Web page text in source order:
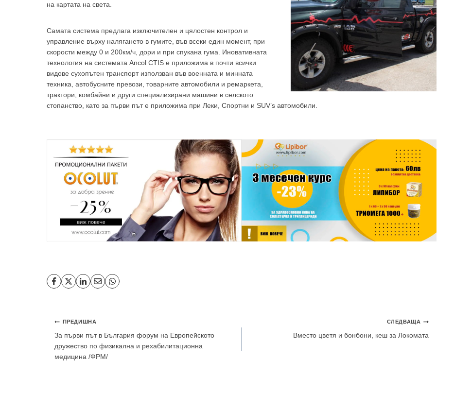
на картата на света.
Самата система предлага изключителен и цялостен контрол и
управление върху налягането в гумите, във всеки един момент, при
скорости между 0 и 200км/ч, дори и при спукана гума. Иновативната
технология на системата Ancol CTIS е приложима в почти всички
видове сухопътен транспорт използван във военната и минната
техника, автобусните превози, товарните автомобили и ремаркета,
трактори, комбайни и други специализирани машини в селското
стопанство, като за първи път е приложима при Леки, Спортни и SUV’s автомобили.
Навигация
ПРЕДИШНА
За първи път в България форум на Европейското
дружество по физикална и рехабилитационна
медицина /ФРМ/
СЛЕДВАЩА
Вместо цветя и бонбони, кеш за Локомата
НОВИНИ ЗА ОБЩОПРАКТИКУВАЩИЯ ЛЕКАР
За да можеда виждате специализирано медицинско съдържание , трябва да
декларирате, че сте медицински специалист !
Аз съм медицински специалист